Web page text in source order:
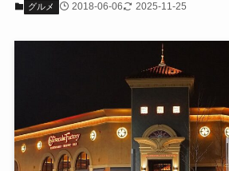
グルメ 2018-06-06 2025-11-25